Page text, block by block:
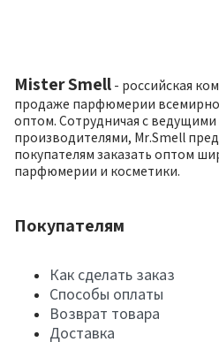
Mister Smell - российская
продаже парфюмерии всемирно
оптом. Сотрудничая с ведущими
производителями, Mr.Smell
покупателям заказать оптом
парфюмерии и косметики.
Покупателям
Как сделать заказ
Способы оплаты
Возврат товара
Доставка